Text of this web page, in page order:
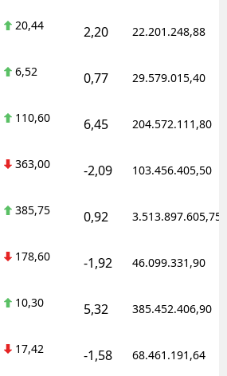
20,44 2,20 22.201.248,88
6,52 0,77 29.579.015,40
110,60 6,45 204.572.111,80
363,00 -2,09 103.456.405,50
385,75 0,92 3.513.897.605,75
178,60 -1,92 46.099.331,90
10,30 5,32 385.452.406,90
17,42 -1,58 68.461.191,64